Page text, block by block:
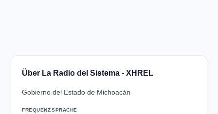
Über La Radio del Sistema - XHREL
Gobierno del Estado de Michoacán
FREQUENZSPRACHE